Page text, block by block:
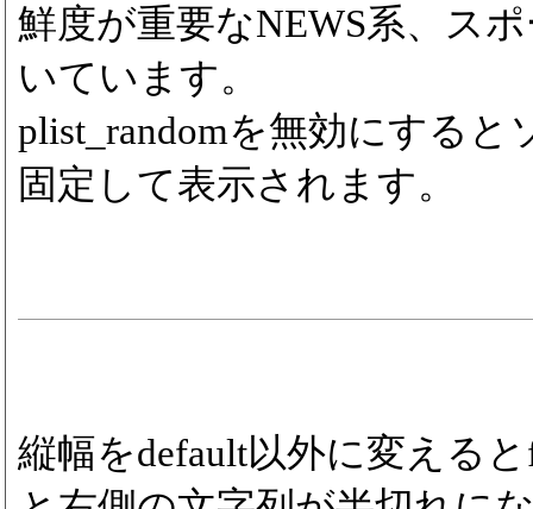
鮮度が重要なNEWS系、ス
いています。
plist_randomを無効にする
固定して表示されます。
縦幅をdefault以外に変える